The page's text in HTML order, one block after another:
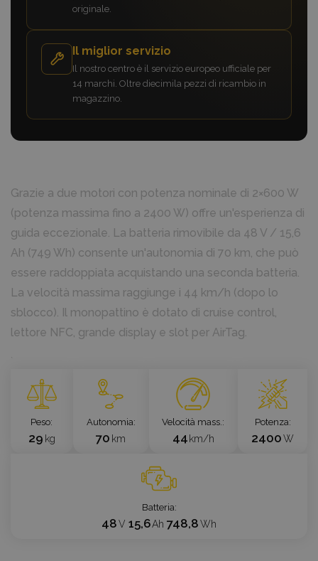
originale.
Il miglior servizio
Il nostro centro è il servizio europeo ufficiale per
14 marchi. Oltre diecimila pezzi di ricambio in
magazzino.
Grazie a due motori con potenza nominale di 2×600 W
(potenza massima fino a 2400 W) offre un'esperienza di
guida eccezionale. La batteria rimovibile da 48 V / 15,6
Ah (749 Wh) consente un'autonomia di 70 km, che può
essere raddoppiata acquistando una seconda batteria.
La velocità massima raggiunge i 44 km/h (dopo lo
sblocco). Il monopattino è dotato di cruise control,
lettore NFC, grande display e slot per AirTag.
`
Peso
29 kg
Autonomia
70 km
Velocità mass.
44 km/h
Potenza
2400W
Batteria
48V 15,6Ah 748,8Wh